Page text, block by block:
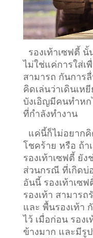
รองเท้าเซฟตี้
ไม่ใช่แค่การใส่เ
สามารถ กันการ
คิดเล่นว่าเดินเห
บังเอิญมีคนทำหก
ที่กำลังทำงาน
แค่นี้ก็ไม่อยาก
โชคร้าย หรือ ถ้า
รองเท้าเซฟตี้ ยัง
ส่วนกรณี ที่เกิดบ่
อันนี้ รองเท้าเซ
รองเท้า สามารถ
และ พื้นรองเท้า
ไว้ เมื่อก่อน รอง
ข้างมาก และมีรู